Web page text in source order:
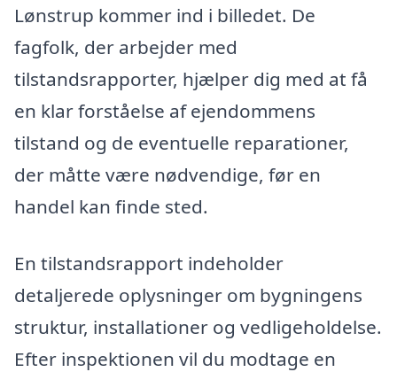
Lønstrup kommer ind i billedet. De
fagfolk, der arbejder med
tilstandsrapporter, hjælper dig med at få
en klar forståelse af ejendommens
tilstand og de eventuelle reparationer,
der måtte være nødvendige, før en
handel kan finde sted.
En tilstandsrapport indeholder
detaljerede oplysninger om bygningens
struktur, installationer og vedligeholdelse.
Efter inspektionen vil du modtage en